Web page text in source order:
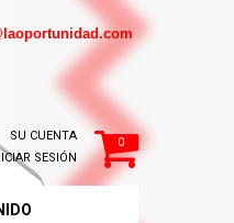
0
SU CUENTA
SESIÓN